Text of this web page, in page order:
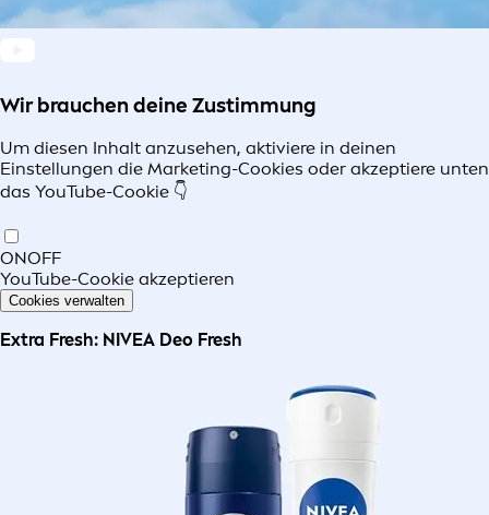
Wir brauchen deine Zustimmung
Um diesen Inhalt anzusehen, aktiviere in deinen
Einstellungen die Marketing-Cookies oder akzeptiere unten
das YouTube-Cookie 👇
ONOFF
YouTube-Cookie akzeptieren
Cookies verwalten
Extra Fresh: NIVEA Deo Fresh